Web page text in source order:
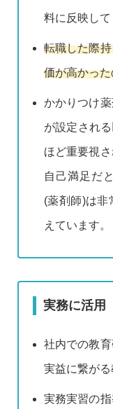
料に反映して
転職した際
価が高かっ
かかりつけ
が設定され
ほど重要視
自己満足だ
(薬剤師)は非
えています。
実務に活用
社内での教育
実益に繋がる
実務実習の